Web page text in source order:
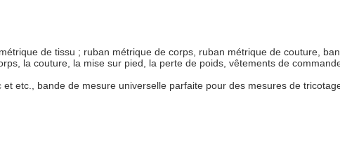
de tissu ; ruban métrique de corps, ruban métrique de couture,
la couture, la mise sur pied, la perte de poids, vêtements de
etc., bande de mesure universelle parfaite pour des mesures de